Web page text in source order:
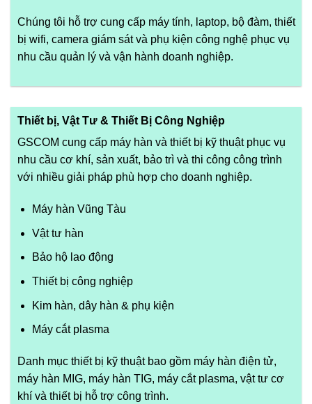
Chúng tôi hỗ trợ cung cấp máy tính, laptop, bộ đàm, thiết
bị wifi, camera giám sát và phụ kiện công nghệ phục vụ
nhu cầu quản lý và vận hành doanh nghiệp.
Thiết bị, Vật Tư & Thiết Bị Công Nghiệp
GSCOM cung cấp máy hàn và thiết bị kỹ thuật phục vụ
nhu cầu cơ khí, sản xuất, bảo trì và thi công công trình
với nhiều giải pháp phù hợp cho doanh nghiệp.
Máy hàn Vũng Tàu
Vật tư hàn
Bảo hộ lao động
Thiết bị công nghiệp
Kim hàn, dây hàn & phụ kiện
Máy cắt plasma
Danh mục thiết bị kỹ thuật bao gồm máy hàn điện tử,
máy hàn MIG, máy hàn TIG, máy cắt plasma, vật tư cơ
khí và thiết bị hỗ trợ công trình.